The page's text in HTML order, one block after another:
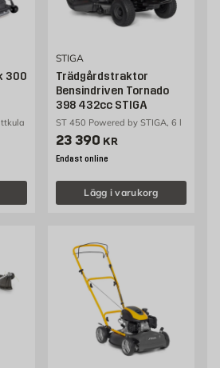
300
STIGA
Trädgårdstraktor
Bensindriven Tornado
398 432cc STIGA
ST 450 Powered by STIGA, 6 l
Pris 23390 kr
23 390 KR
Endast online
Lägg i varukorg